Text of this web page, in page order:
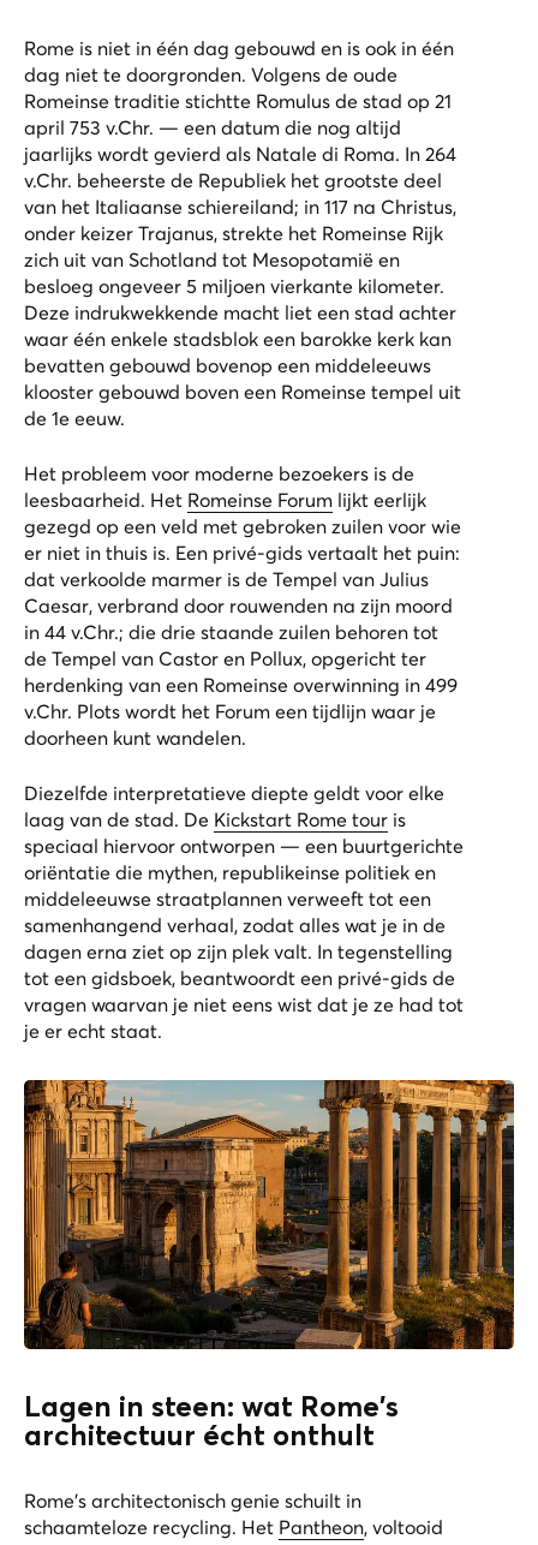
Rome is niet in één dag gebouwd en is ook in één
dag niet te doorgronden. Volgens de oude
Romeinse traditie stichtte Romulus de stad op 21
april 753 v.Chr. — een datum die nog altijd
jaarlijks wordt gevierd als Natale di Roma. In 264
v.Chr. beheerste de Republiek het grootste deel
van het Italiaanse schiereiland; in 117 na Christus,
onder keizer Trajanus, strekte het Romeinse Rijk
zich uit van Schotland tot Mesopotamië en
besloeg ongeveer 5 miljoen vierkante kilometer.
Deze indrukwekkende macht liet een stad achter
waar één enkele stadsblok een barokke kerk kan
bevatten gebouwd bovenop een middeleeuws
klooster gebouwd boven een Romeinse tempel uit
de 1e eeuw.
Het probleem voor moderne bezoekers is de
leesbaarheid. Het Romeinse Forum lijkt eerlijk
gezegd op een veld met gebroken zuilen voor wie
er niet in thuis is. Een privé-gids vertaalt het puin:
dat verkoolde marmer is de Tempel van Julius
Caesar, verbrand door rouwenden na zijn moord
in 44 v.Chr.; die drie staande zuilen behoren tot
de Tempel van Castor en Pollux, opgericht ter
herdenking van een Romeinse overwinning in 499
v.Chr. Plots wordt het Forum een tijdlijn waar je
doorheen kunt wandelen.
Diezelfde interpretatieve diepte geldt voor elke
laag van de stad. De Kickstart Rome tour is
speciaal hiervoor ontworpen — een buurtgerichte
oriëntatie die mythen, republikeinse politiek en
middeleeuwse straatplannen verweeft tot een
samenhangend verhaal, zodat alles wat je in de
dagen erna ziet op zijn plek valt. In tegenstelling
tot een gidsboek, beantwoordt een privé-gids de
vragen waarvan je niet eens wist dat je ze had tot
je er echt staat.
Lagen in steen: wat Rome's
architectuur écht onthult
Rome's architectonisch genie schuilt in
schaamteloze recycling. Het Pantheon, voltooid